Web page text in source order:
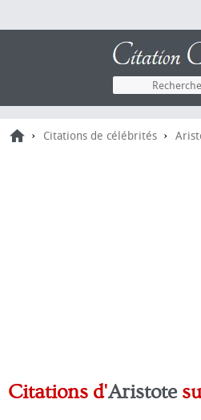
› Citations de célébrités ›
Citations d'Aristote